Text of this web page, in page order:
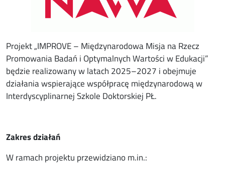
Projekt „IMPROVE – Międzynarodowa Misja na Rzecz
Promowania Badań i Optymalnych Wartości w Edukacji”
będzie realizowany w latach 2025–2027 i obejmuje
działania wspierające współpracę międzynarodową w
Interdyscyplinarnej Szkole Doktorskiej PŁ.
Zakres działań
W ramach projektu przewidziano m.in.: